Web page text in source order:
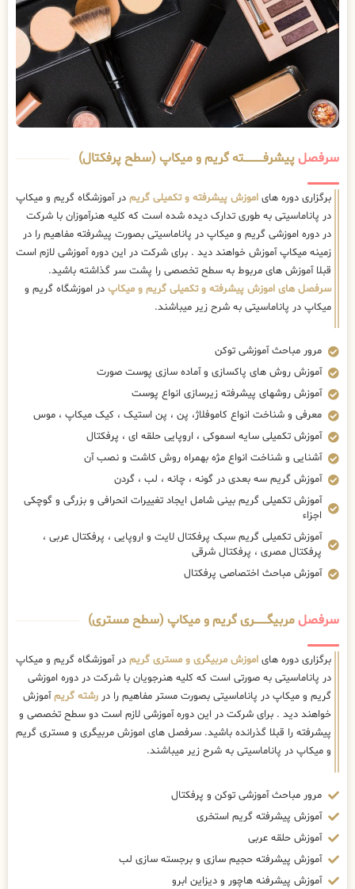
سرفصلپیشرفــــــــــــته گریم و میکاپ (سطح پرفکتال)
برگزاری دوره های اموزش پیشرفته و تکمیلی گریم در آموزشگاه گریم و میکاپ
در پاناماسیتی به طوری تدارک دیده شده است که کلیه هنرآموزان با شرکت
در دوره اموزشی گریم و میکاپ در پاناماسیتی بصورت پیشرفته مفاهیم را در
زمینه میکاپ آموزش خواهند دید . برای شرکت در این دوره آموزشی لازم است
قبلا آموزش های مربوط به سطح تخصصی را پشت سر گذاشته باشید.
سرفصل های اموزش پیشرفته و تکمیلی گریم و میکاپ در اموزشگاه گریم و
میکاپ در پاناماسیتی به شرح زیر میباشند.
مرور مباحث آموزشی توکن
آموزش روش های پاکسازی و آماده سازی پوست صورت
آموزش روشهای پیشرفته زیرسازی انواع پوست
معرفی و شناخت انواع کاموفلاژ، پن ، پن استیک ، کیک میکاپ ، موس
آموزش تکمیلی سایه اسموکی ، اروپایی حلقه ای ، پرفکتال
آشنایی و شناخت انواع مژه بهمراه روش کاشت و نصب آن
آموزش گریم سه بعدی در گونه ، چانه ، لب ، گردن
آموزش تکمیلی گریم بینی شامل ایجاد تغییرات انحرافی و بزرگی و گوچکی
اجزاء
آموزش تکمیلی گریم سبک پرفکتال لایت و اروپایی ، پرفکتال عربی ،
پرفکتال مصری ، پرفکتال شرقی
آموزش مباحث اختصاصی پرفکتال
سرفصلمربیگــــــــری گریم و میکاپ (سطح مستری)
برگزاری دوره های اموزش مربیگری و مستری گریم در آموزشگاه گریم و میکاپ
در پاناماسیتی به صورتی است که کلیه هنرجویان با شرکت در دوره اموزشی
گریم و میکاپ در پاناماسیتی بصورت مستر مفاهیم را در رشته گریمآموزش
خواهند دید . برای شرکت در این دوره آموزشی لازم است دو سطح تخصصی و
پیشرفته را قبلا گذرانده باشید. سرفصل های اموزش مربیگری و مستری گریم
و میکاپ در پاناماسیتی به شرح زیر میباشند.
مرور مباحث آموزشی توکن و پرفکتال
آموزش پیشرفته گریم استخری
آموزش حلقه عربی
آموزش پیشرفته حجیم سازی و برجسته سازی لب
آموزش پیشرفنه هاچور و دیزاین ابرو